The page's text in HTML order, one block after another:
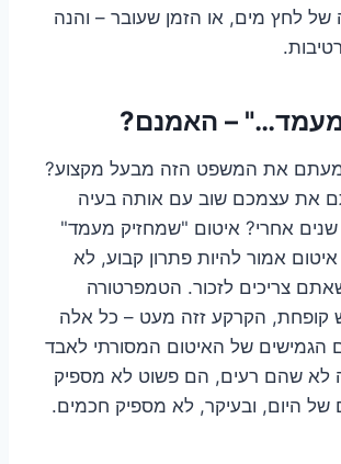
של לחץ מים, או הזמן שעובר – והנה
מעמד…" – האמנם?
את המשפט הזה מבעל מקצוע?
את עצמכם שוב עם אותה בעיה
אחרי? איטום "שמחזיק מעמד"
אמור להיות פתרון קבוע, לא
צריכים לזכור. הטמפרטורה
הקרקע זזה מעט – כל אלה
הגמישים של האיטום המסורתי לאבד
לא שהם רעים, הם פשוט לא מספיק
של היום, ובעיקר, לא מספיק חכמים.